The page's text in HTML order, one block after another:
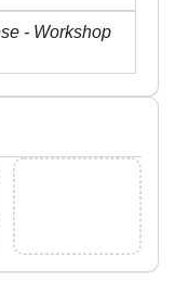
- Workshop